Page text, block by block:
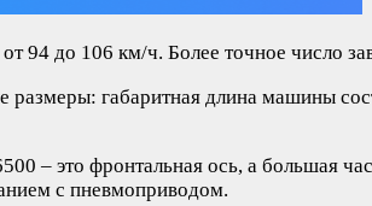
94 до 106 км/ч. Более точное число
габаритная длина машины
– это фронтальная ось, а большая
с пневмоприводом.